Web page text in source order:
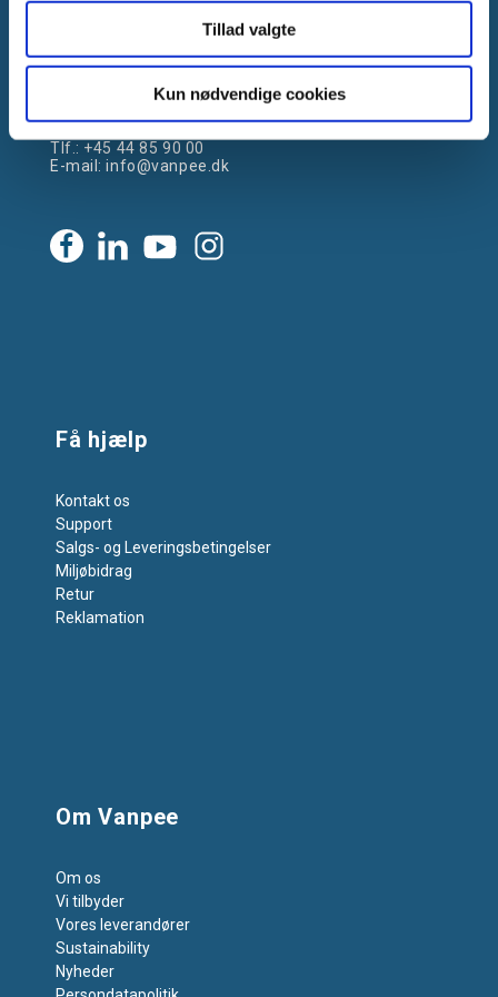
Tillad valgte
Kun nødvendige cookies
Gammelager 15
Tlf.: +45 44 85 90 00
E-mail:info@vanpee.dk
Få hjælp
Kontakt os
Support
Salgs- og Leveringsbetingelser
Miljøbidrag
Retur
Reklamation
Om Vanpee
Om os
Vi tilbyder
Vores leverandører
Sustainability
Nyheder